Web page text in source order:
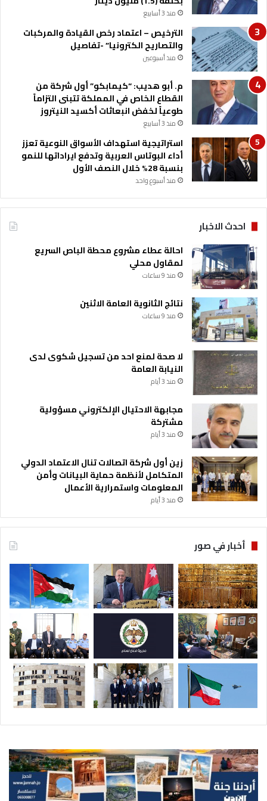
ا
ل
ت
ع
ا
و
ن
ع
ا
ل
ب
ر
م
ا
أ
ر
د
ن
ي
ل
س
ر
ط
ا
ن
ا
ل
ي
ة
ح
ا
ت
م
ا
ل
ث
ن
و
ي
ة
ب
ل
ا
ب
ي
ك
ن
ا
ن
ة
منذ 3 أسابيع
الترخيص – اعتماد رخص القيادة والمركبات
والتصاريح الكترونيا” -تفاصيل
منذ أسبوعين
م. أبو هديب: “كيمابكو” أول شركة من
القطاع الخاص في المملكة تتبنى التزاماً
طوعياً لخفض انبعاثات أكسيد النيتروز
منذ 3 أسابيع
استراتيجية استهداف الأسواق النوعية تعزز
أداء البوتاس العربية وتدفع ايراداتها للنمو
بنسبة 28% خلال النصف الأول
منذ أسبوع واحد
احدث الاخبار
احالة عطاء مشروع محطة الباص السريع
لمقاول محلي
منذ 9 ساعات
نتائج الثانوية العامة الاثنين
منذ 9 ساعات
لا صحة لمنع احد من تسجيل شكوى لدى
النيابة العامة
منذ 3 أيام
مجابهة الاحتيال الإلكتروني مسؤولية
مشتركة
منذ 3 أيام
زين أول شركة اتصالات تنال الاعتماد الدولي
المتكامل لأنظمة حماية البيانات وأمن
المعلومات واستمرارية الأعمال
منذ 3 أيام
أخبار في صور